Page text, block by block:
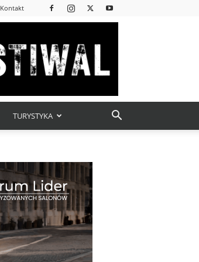
Kontakt
TURYSTYKA